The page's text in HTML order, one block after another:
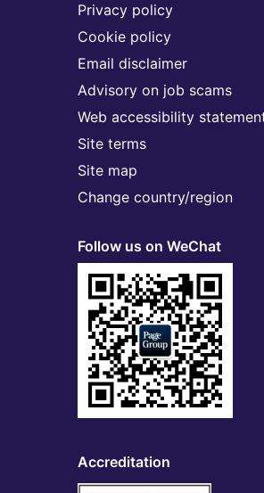
Privacy policy
Cookie policy
Email disclaimer
Advisory on job scams
Web accessibility
Site terms
Site map
Change country/region
Follow us on WeChat
Accreditation